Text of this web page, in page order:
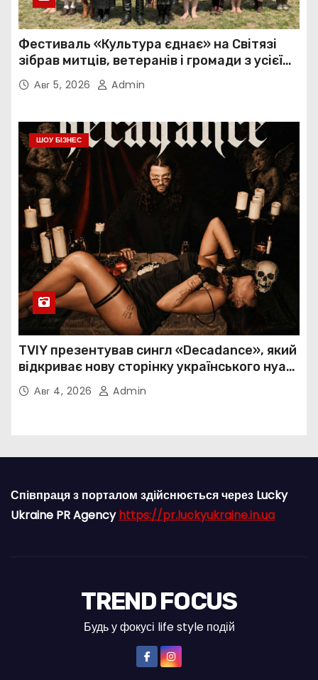
Фестиваль «Культура єднає» на Світязі
зібрав митців, ветеранів і громади з усієї
України
Авг 5, 2026 Admin
ШОУ БІЗНЕС
TVIY презентував сингл «Decadance», який
відкриває нову сторінку українського нуар-
попуАвг 4, 2026 Admin
Співпраця з порталом здійснюється через Lucky
Ukraine PR Agencyhttps://pr.luckyukraine.in.ua
TREND FOCUS
Будь у фокусі life style подій